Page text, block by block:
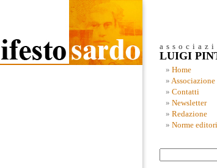
LUIGI
Home
Associazione
Contatti
Newsletter
Redazione
Norme